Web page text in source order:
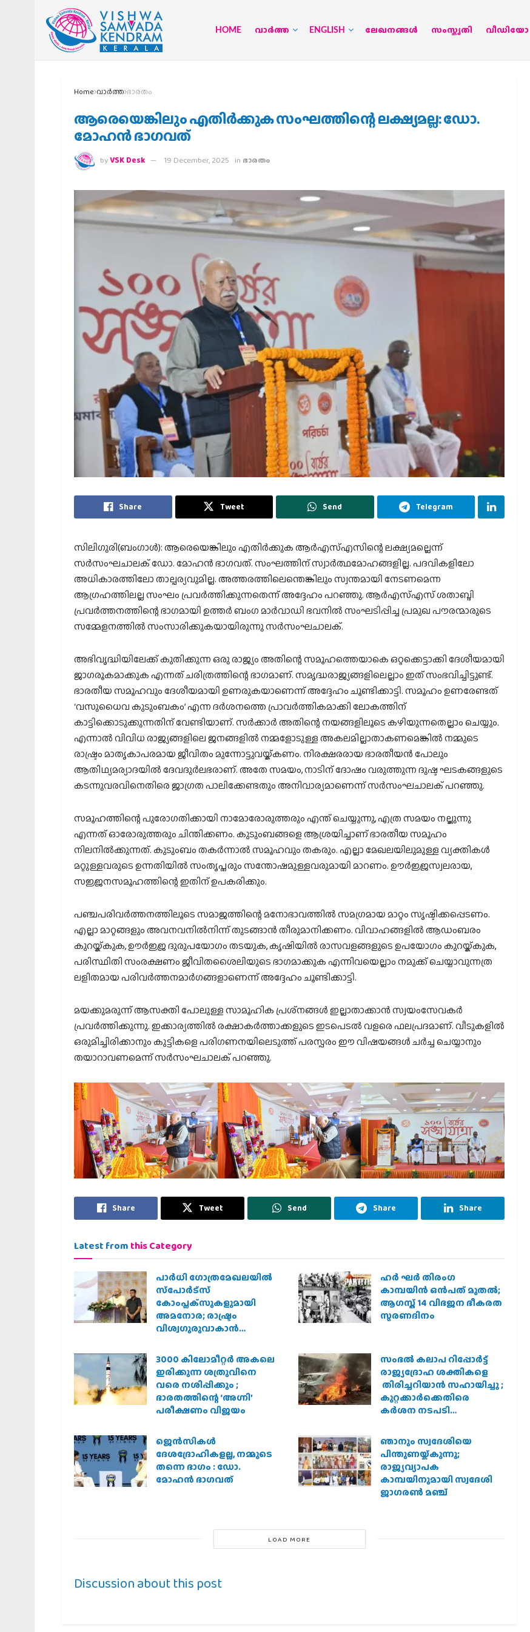
HOME വാര്‍ത്ത ENGLISH ലേഖനങ്ങള്‍ സംസ്കൃതി വീഡിയോ
Home വാര്‍ത്ത ഭാരതം
ആരെയെങ്കിലും എതിര്‍ക്കുക സംഘത്തിന്റെ ലക്ഷ്യമല്ല: ഡോ.
മോഹന്‍ ഭാഗവത്
byVSK Desk 19 December, 2025 in ഭാരതം
Share Tweet Send Telegram
സിലിഗുരി(ബംഗാള്‍): ആരെയെങ്കിലും എതിര്‍ക്കുക ആര്‍എസ്എസിന്റെ ലക്ഷ്യമല്ലെന്ന്
സര്‍സംഘചാലക് ഡോ. മോഹന്‍ ഭാഗവത്. സംഘത്തിന് സ്വാര്‍ത്ഥമോഹങ്ങളില്ല. പദവികളിലോ
അധികാരത്തിലോ താല്പര്യവുമില്ല. അത്തരത്തിലെന്തെങ്കിലും സ്വന്തമായി നേടണമെന്ന
ആഗ്രഹത്തിലല്ല സംഘം പ്രവര്‍ത്തിക്കുന്നതെന്ന് അദ്ദേഹം പറഞ്ഞു. ആര്‍എസ്എസ് ശതാബ്ദി
പ്രവര്‍ത്തനത്തിന്റെ ഭാഗമായി ഉത്തര്‍ ബംഗ മാര്‍വാഡി ഭവനില്‍ സംഘടിപ്പിച്ച പ്രമുഖ പൗരന്മാരുടെ
സമ്മേളനത്തില്‍ സംസാരിക്കുകയായിരുന്നു സര്‍സംഘചാലക്.
അഭിവൃദ്ധിയിലേക്ക് കുതിക്കുന്ന ഒരു രാജ്യം അതിന്റെ സമൂഹത്തെയാകെ ഒറ്റക്കെട്ടാക്കി ദേശീയമായി
ജാഗരൂകമാക്കുക എന്നത് ചരിത്രത്തിന്റെ ഭാഗമാണ്. സമൃദ്ധരാജ്യങ്ങളിലെല്ലാം ഇത് സംഭവിച്ചിട്ടുണ്ട്.
ഭാരതീയ സമൂഹവും ദേശീയമായി ഉണരുകയാണെന്ന് അദ്ദേഹം ചൂണ്ടിക്കാട്ടി. സമൂഹം ഉണരേണ്ടത്
‘വസുധൈവ കുടുംബകം’ എന്ന ദര്‍ശനത്തെ പ്രാവര്‍ത്തികമാക്കി ലോകത്തിന്
കാട്ടിക്കൊടുക്കുന്നതിന് വേണ്ടിയാണ്. സര്‍ക്കാര്‍ അതിന്റെ നയങ്ങളിലൂടെ കഴിയുന്നതെല്ലാം ചെയ്യും.
എന്നാല്‍ വിവിധ രാജ്യങ്ങളിലെ ജനങ്ങളില്‍ നമ്മളോടുള്ള അകലമില്ലാതാകണമെങ്കില്‍ നമ്മുടെ
രാഷ്ട്രം മാതൃകാപരമായ ജീവിതം മുന്നോട്ടുവയ്ക്കണം. നിരക്ഷരരായ ഭാരതീയന്‍ പോലും
ആതിഥ്യമര്യാദയില്‍ ദേവദുര്‍ലഭരാണ്. അതേ സമയം, നാടിന് ദോഷം വരുത്തുന്ന ദുഷ്ട ഘടകങ്ങളുടെ
കടന്നുവരവിനെതിരെ ജാഗ്രത പാലിക്കേണ്ടതും അനിവാര്യമാണെന്ന് സര്‍സംഘചാലക് പറഞ്ഞു.
സമൂഹത്തിന്റെ പുരോഗതിക്കായി നാമോരോരുത്തരും എന്ത് ചെയ്യുന്നു, എത്ര സമയം നല്കുന്നു
എന്നത് ഓരോരുത്തരും ചിന്തിക്കണം. കുടുംബങ്ങളെ ആശ്രയിച്ചാണ് ഭാരതീയ സമൂഹം
നിലനില്‍ക്കുന്നത്. കുടുംബം തകര്‍ന്നാല്‍ സമൂഹവും തകരും. എല്ലാ മേഖലയിലുമുള്ള വ്യക്തികള്‍
മറ്റുള്ളവരുടെ ഉന്നതിയില്‍ സംതൃപ്തരും സന്തോഷമുള്ളവരുമായി മാറണം. ഊര്‍ജ്ജസ്വലരായ,
സജ്ജനസമൂഹത്തിന്റെ ഇതിന് ഉപകരിക്കും.
പഞ്ചപരിവര്‍ത്തനത്തിലൂടെ സമാജത്തിന്റെ മനോഭാവത്തില്‍ സമഗ്രമായ മാറ്റം സൃഷ്ടിക്കപ്പെടണം.
എല്ലാ മാറ്റങ്ങളും അവനവനില്‍നിന്ന് തുടങ്ങാന്‍ തീരുമാനിക്കണം. വിവാഹങ്ങളില്‍ ആഡംബരം
കുറയ്ക്കുക, ഊര്‍ജ്ജ ദുരുപയോഗം തടയുക, കൃഷിയില്‍ രാസവളങ്ങളുടെ ഉപയോഗം കുറയ്ക്കുക,
പരിസ്ഥിതി സംരക്ഷണം ജീവിതശൈലിയുടെ ഭാഗമാക്കുക എന്നിവയെല്ലാം നമുക്ക് ചെയ്യാവുന്നത്ര
ലളിതമായ പരിവര്‍ത്തനമാര്‍ഗങ്ങളാണെന്ന് അദ്ദേഹം ചൂണ്ടിക്കാട്ടി.
മയക്കുമരുന്ന് ആസക്തി പോലുള്ള സാമൂഹിക പ്രശ്‌നങ്ങള്‍ ഇല്ലാതാക്കാന്‍ സ്വയംസേവകര്‍
പ്രവര്‍ത്തിക്കുന്നു. ഇക്കാര്യത്തില്‍ രക്ഷാകര്‍ത്താക്കളുടെ ഇടപെടല്‍ വളരെ ഫലപ്രദമാണ്. വീടുകളില്‍
ഒരുമിച്ചിരിക്കാനും കുട്ടികളെ പരിഗണനയിലെടുത്ത് പരസ്പരം ഈ വിഷയങ്ങള്‍ ചര്‍ച്ച ചെയ്യാനും
തയാറാവണമെന്ന് സര്‍സംഘചാലക് പറഞ്ഞു.
Share Tweet Send Share Share
Latest from this Category
പാര്‍ധി ഗോത്രമേഖലയില്‍
സ്‌പോര്‍ട്‌സ്
കോംപ്ലക്‌സുകളുമായി
അമനോര; രാഷ്ട്രം
വിശ്വഗുരുവാകാന്‍
മുഖ്യധാരയിലെത്തണം :
ഡോ. മോഹന്‍ ഭാഗവത്
ഹര്‍ ഘര്‍ തിരംഗ
കാമ്പയിന്‍ ഒന്‍പത് മുതല്‍;
ആഗസ്ത് 14 വിഭജന ഭീകരത
സ്മരണദിനം
3000 കിലോമീറ്റർ അകലെ
ഇരിക്കുന്ന ശത്രുവിനെ
വരെ നശിപ്പിക്കും ;
ഭാരതത്തിന്റെ ‘അഗ്നി’
പരീക്ഷണം വിജയം
സംഭൽ കലാപ റിപ്പോർട്ട്
രാജ്യദ്രോഹ ശക്തികളെ
തിരിച്ചറിയാൻ സഹായിച്ചു ;
കുറ്റക്കാർക്കെതിരെ
കർശന നടപടി
പരിഷത്ത്
ജെന്‍സികള്‍
ദേശദ്രോഹികളല്ല, നമ്മുടെ
തന്നെ ഭാഗം : ഡോ.
മോഹന്‍ ഭാഗവത്
ഞാനും സ്വദേശിയെ
പിന്തുണയ്ക്കുന്നു;
രാജ്യവ്യാപക
കാമ്പയിനുമായി സ്വദേശി
ജാഗരണ്‍ മഞ്ച്
LOAD MORE
Discussion about this post